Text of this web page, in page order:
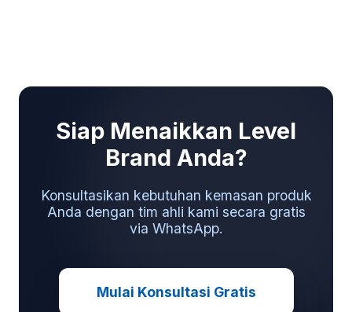
Siap Menaikkan Level
Brand Anda?
Konsultasikan kebutuhan kemasan produk
Anda dengan tim ahli kami secara gratis
via WhatsApp.
Mulai Konsultasi Gratis